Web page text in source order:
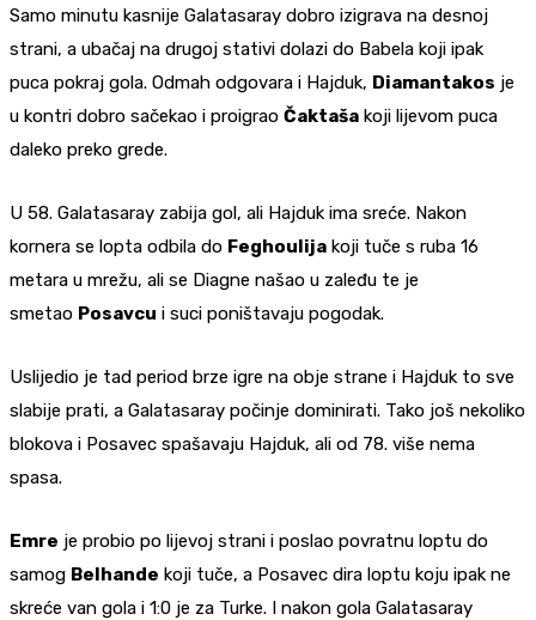
Samo minutu kasnije Galatasaray dobro izigrava na desnoj
strani, a ubačaj na drugoj stativi dolazi do Babela koji ipak
puca pokraj gola. Odmah odgovara i Hajduk, Diamantakos je
u kontri dobro sačekao i proigrao Čaktaša koji lijevom puca
daleko preko grede.
U 58. Galatasaray zabija gol, ali Hajduk ima sreće. Nakon
kornera se lopta odbila do Feghoulija koji tuče s ruba 16
metara u mrežu, ali se Diagne našao u zaleđu te je
smetao Posavcu i suci poništavaju pogodak.
Uslijedio je tad period brze igre na obje strane i Hajduk to sve
slabije prati, a Galatasaray počinje dominirati. Tako još nekoliko
blokova i Posavec spašavaju Hajduk, ali od 78. više nema
spasa.
Emre je probio po lijevoj strani i poslao povratnu loptu do
samog Belhande koji tuče, a Posavec dira loptu koju ipak ne
skreće van gola i 1:0 je za Turke. I nakon gola Galatasaray